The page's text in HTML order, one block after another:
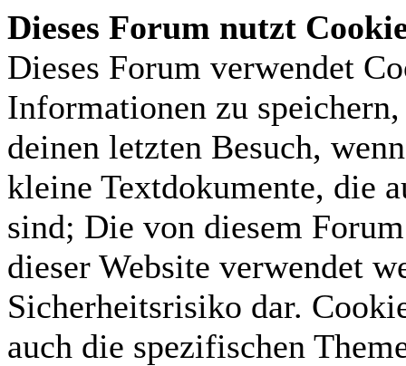
Dieses Forum nutzt
Dieses Forum verwendet
Informationen zu
deinen letzten Besuch,
kleine Textdokumente, die
sind; Die von diesem
dieser Website verwendet
Sicherheitsrisiko dar.
auch die spezifischen